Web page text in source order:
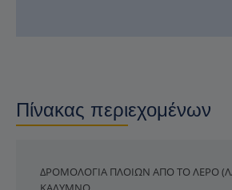
Πίνακας περιεχομένων
ΔΡΟΜΟΛΌΓΙΑ ΠΛΟΊΩΝ ΑΠΌ ΤΟ ΛΈΡΟ